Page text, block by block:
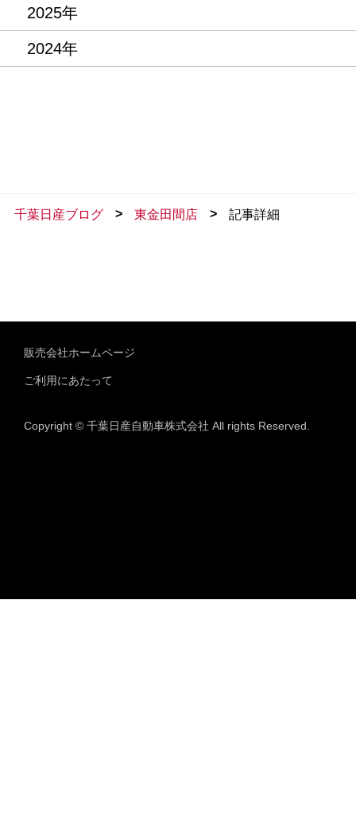
2025年
2024年
千葉日産ブログ > 東金田間店 > 記事詳細
販売会社ホームページ
ご利用にあたって
Copyright © 千葉日産自動車株式会社 All rights Reserved.